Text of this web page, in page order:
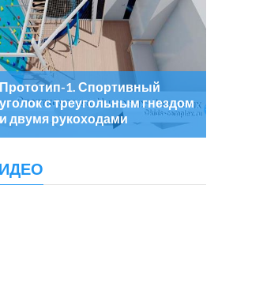
Прототип-1. Спортивный
уголок с треугольным гнездом
и двумя рукоходами